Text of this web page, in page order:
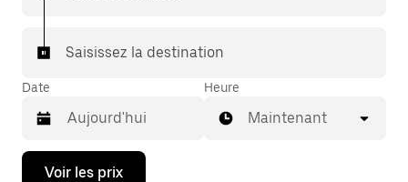
Saisissez la destination
Date
Appuyez
Heure
Maintenant
Voir les prix